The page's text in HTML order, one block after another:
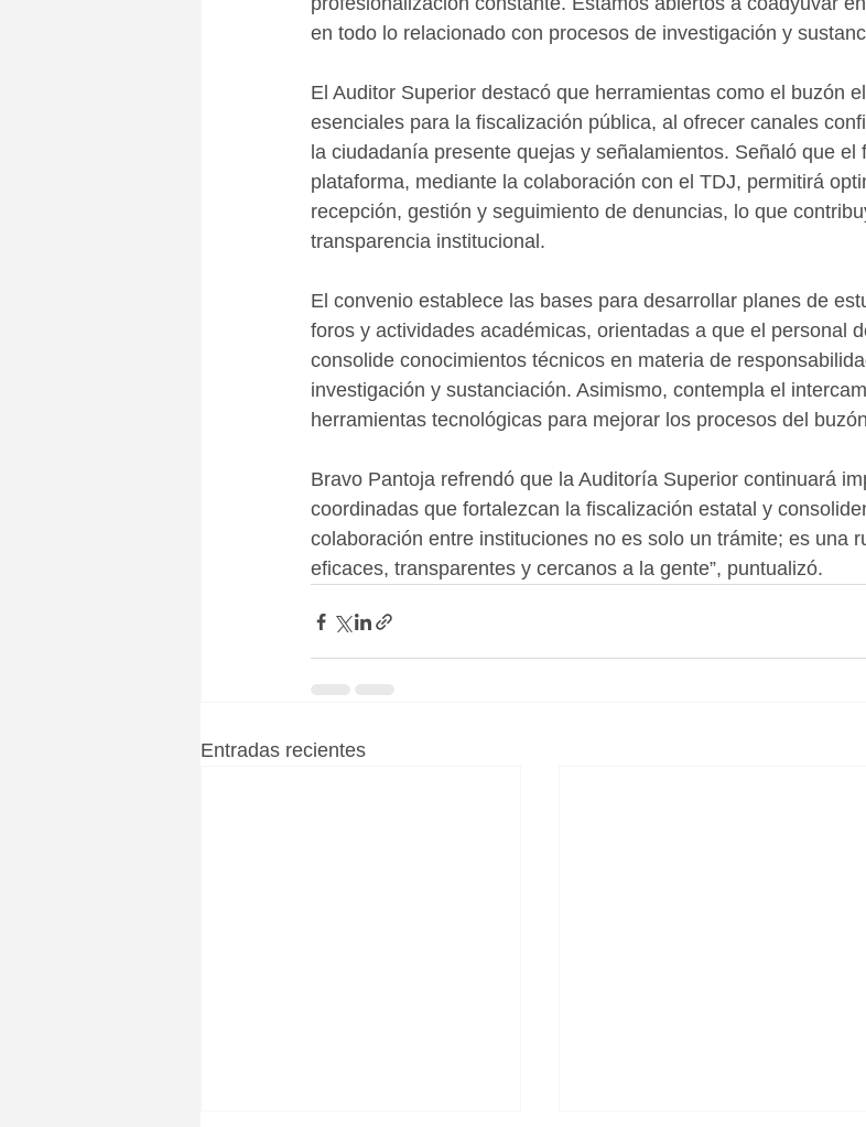
en todo lo relacionado con procesos de investigación y
El Auditor Superior destacó que herramientas como el buzón
esenciales para la fiscalización pública, al ofrecer canales
la ciudadanía presente quejas y señalamientos. Señaló que el
plataforma, mediante la colaboración con el TDJ, permitirá
recepción, gestión y seguimiento de denuncias, lo que
transparencia institucional.
El convenio establece las bases para desarrollar planes de
foros y actividades académicas, orientadas a que el personal
consolide conocimientos técnicos en materia de
investigación y sustanciación. Asimismo, contempla el
herramientas tecnológicas para mejorar los procesos del
Bravo Pantoja refrendó que la Auditoría Superior continuará
coordinadas que fortalezcan la fiscalización estatal y
colaboración entre instituciones no es solo un trámite; es una
eficaces, transparentes y cercanos a la gente”, puntualizó.
Entradas recientes